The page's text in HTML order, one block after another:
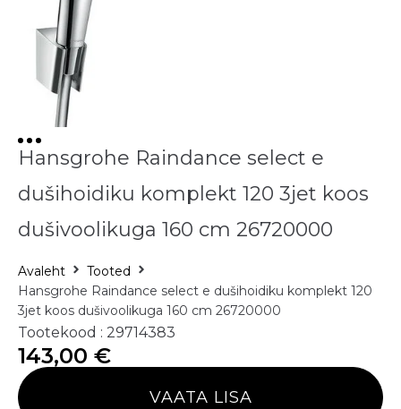
Hansgrohe Raindance select e
dušihoidiku komplekt 120 3jet koos
dušivoolikuga 160 cm 26720000
Avaleht
Tooted
Hansgrohe Raindance select e dušihoidiku komplekt 120
3jet koos dušivoolikuga 160 cm 26720000
Tootekood : 29714383
143,00 €
VAATA LISA